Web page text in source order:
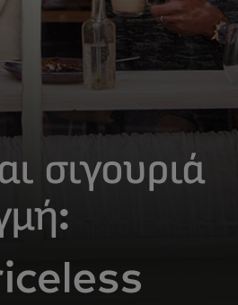
σιγουριά